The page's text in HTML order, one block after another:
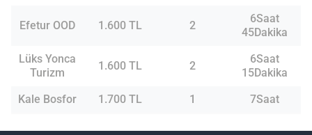
Efetur OOD 1.600 TL 2
6Saat
45Dakika
Lüks Yonca
Turizm
1.600 TL 2
6Saat
15Dakika
Kale Bosfor
1.700 TL 1 7Saat